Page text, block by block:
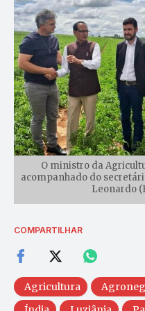
O ministro da
acompanhado do
Leonardo
COMPARTILHAR
Agricultura